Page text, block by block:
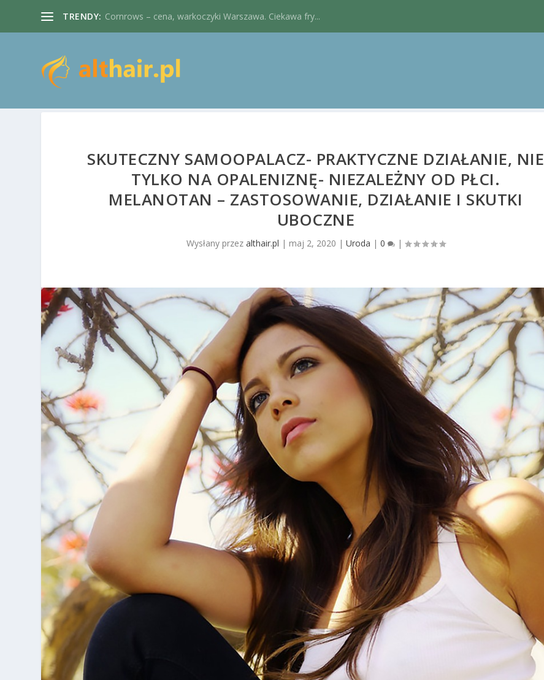
TRENDY: Cornrows – cena, warkoczyki Warszawa. Ciekawa fry...
SKUTECZNY SAMOOPALACZ- PRAKTYCZNE DZIAŁANIE, NIE
TYLKO NA OPALENIZNĘ- NIEZALEŻNY OD PŁCI.
MELANOTAN – ZASTOSOWANIE, DZIAŁANIE I SKUTKI
UBOCZNE
Wysłany przez althair.pl | maj 2, 2020 | Uroda | 0 |